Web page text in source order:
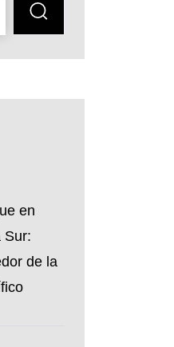
en
Sur:
de la